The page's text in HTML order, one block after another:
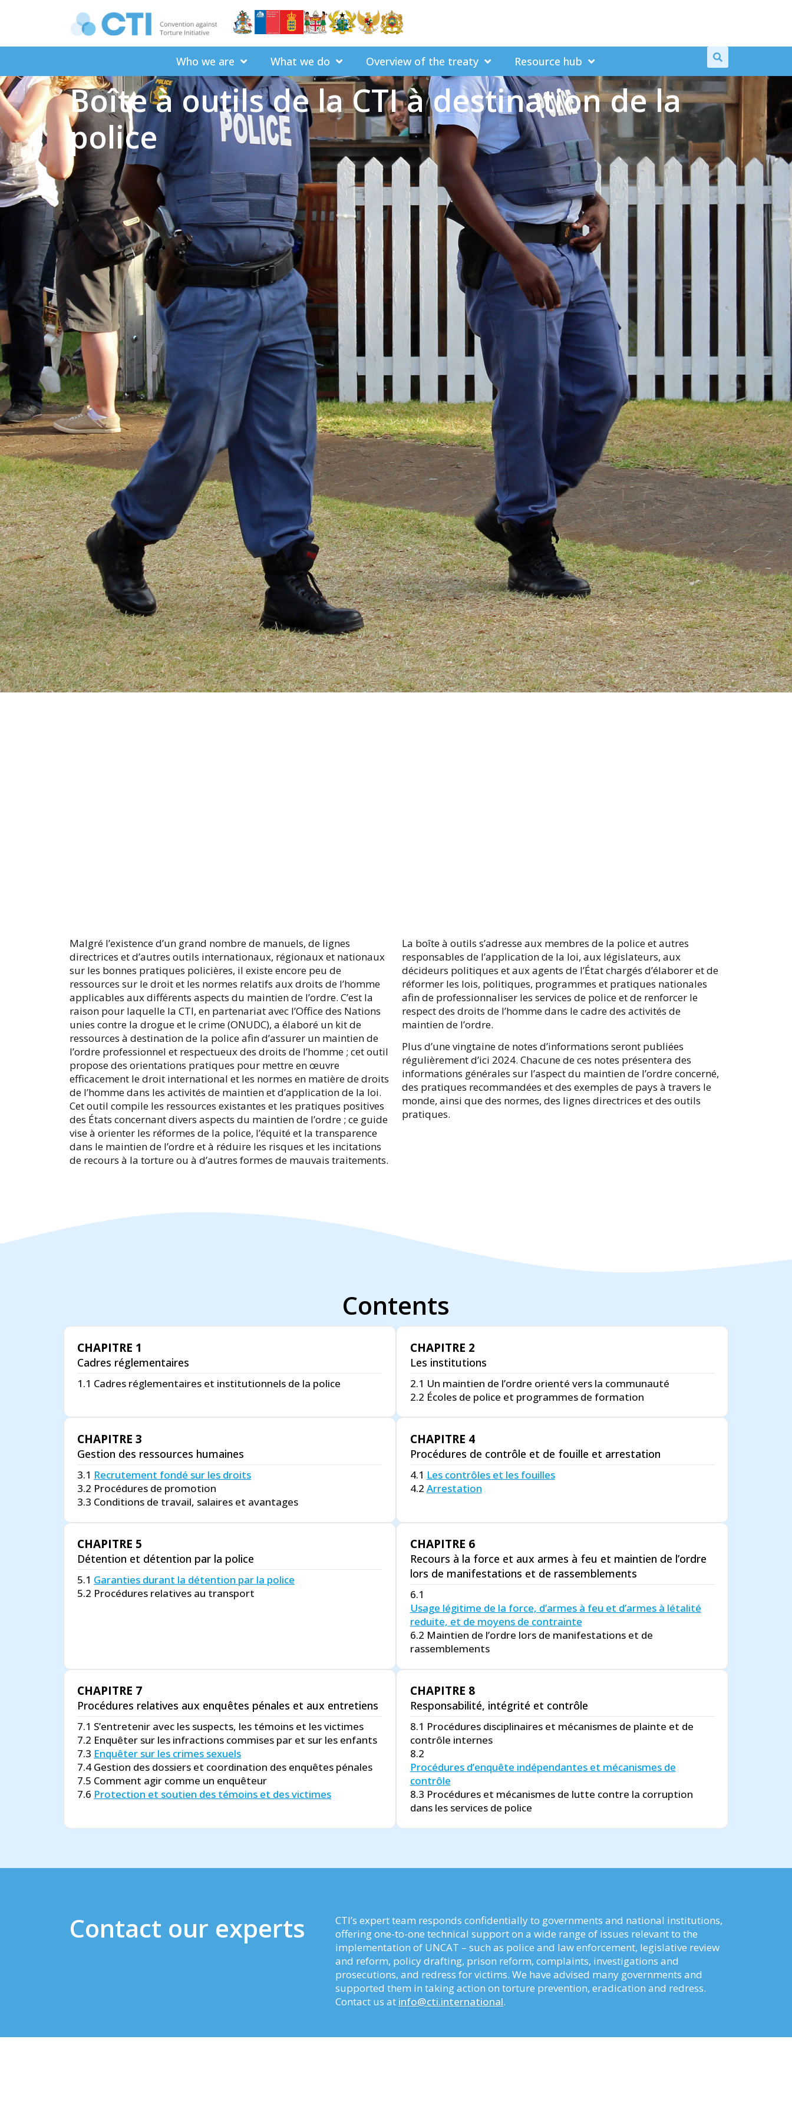
Who we are What we do Overview of the treaty Resource hub
Boîte à outils de la CTI à destination de la
police
Malgré l’existence d’un grand nombre de manuels, de lignes
directrices et d’autres outils internationaux, régionaux et nationaux
sur les bonnes pratiques policières, il existe encore peu de
ressources sur le droit et les normes relatifs aux droits de l’homme
applicables aux différents aspects du maintien de l’ordre. C’est la
raison pour laquelle la CTI, en partenariat avec l’Office des Nations
unies contre la drogue et le crime (ONUDC), a élaboré un kit de
ressources à destination de la police afin d’assurer un maintien de
l’ordre professionnel et respectueux des droits de l’homme ; cet outil
propose des orientations pratiques pour mettre en œuvre
efficacement le droit international et les normes en matière de droits
de l’homme dans les activités de maintien et d’application de la loi.
Cet outil compile les ressources existantes et les pratiques positives
des États concernant divers aspects du maintien de l’ordre ; ce guide
vise à orienter les réformes de la police, l’équité et la transparence
dans le maintien de l’ordre et à réduire les risques et les incitations
de recours à la torture ou à d’autres formes de mauvais traitements.
La boîte à outils s’adresse aux membres de la police et autres
responsables de l’application de la loi, aux législateurs, aux
décideurs politiques et aux agents de l’État chargés d’élaborer et de
réformer les lois, politiques, programmes et pratiques nationales
afin de professionnaliser les services de police et de renforcer le
respect des droits de l’homme dans le cadre des activités de
maintien de l’ordre.
Plus d’une vingtaine de notes d’informations seront publiées
régulièrement d’ici 2024. Chacune de ces notes présentera des
informations générales sur l’aspect du maintien de l’ordre concerné,
des pratiques recommandées et des exemples de pays à travers le
monde, ainsi que des normes, des lignes directrices et des outils
pratiques.
Contents
CHAPITRE 1
Cadres réglementaires
1.1 Cadres réglementaires et institutionnels de la police
CHAPITRE 2
Les institutions
2.1 Un maintien de l’ordre orienté vers la communauté
2.2 Écoles de police et programmes de formation
CHAPITRE 3
Gestion des ressources humaines
3.1 Recrutement fondé sur les droits
3.2 Procédures de promotion
3.3 Conditions de travail, salaires et avantages
CHAPITRE 4
Procédures de contrôle et de fouille et arrestation
4.1 Les contrôles et les fouilles
4.2 Arrestation
CHAPITRE 5
Détention et détention par la police
5.1 Garanties durant la détention par la police
5.2 Procédures relatives au transport
CHAPITRE 6
Recours à la force et aux armes à feu et maintien de l’ordre
lors de manifestations et de rassemblements
6.1
Usage légitime de la force, d’armes à feu et d’armes à létalité
reduite, et de moyens de contrainte
6.2 Maintien de l’ordre lors de manifestations et de
rassemblements
CHAPITRE 7
Procédures relatives aux enquêtes pénales et aux entretiens
7.1 S’entretenir avec les suspects, les témoins et les victimes
7.2 Enquêter sur les infractions commises par et sur les enfants
7.3 Enquêter sur les crimes sexuels
7.4 Gestion des dossiers et coordination des enquêtes pénales
7.5 Comment agir comme un enquêteur
7.6 Protection et soutien des témoins et des victimes
CHAPITRE 8
Responsabilité, intégrité et contrôle
8.1 Procédures disciplinaires et mécanismes de plainte et de
contrôle internes
8.2
Procédures d’enquête indépendantes et mécanismes de
contrôle
8.3 Procédures et mécanismes de lutte contre la corruption
dans les services de police
Contact our experts
CTI’s expert team responds confidentially to governments and national institutions,
offering one-to-one technical support on a wide range of issues relevant to the
implementation of UNCAT – such as police and law enforcement, legislative review
and reform, policy drafting, prison reform, complaints, investigations and
prosecutions, and redress for victims. We have advised many governments and
supported them in taking action on torture prevention, eradication and redress.
Contact us at info@cti.international.